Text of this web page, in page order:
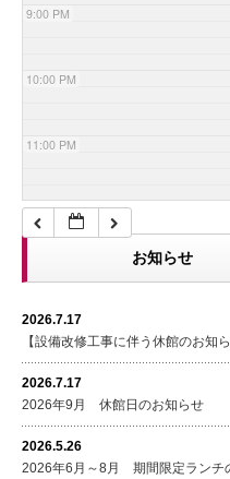
9:00 PM
10:00 PM
11:00 PM
お知らせ
2026.7.17
【設備改修工事に伴う休館の
2026.7.17
2026年9月 休館日のお知らせ
2026.5.26
2026年6月～8月 期間限定ランチ